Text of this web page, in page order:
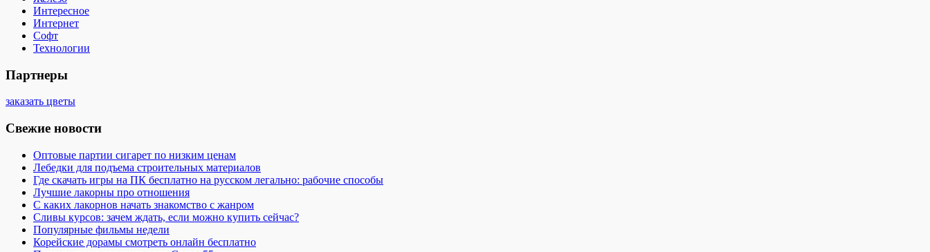
Интересное
Интернет
Софт
Технологии
Партнеры
заказать цветы
Свежие новости
Оптовые партии сигарет по низким ценам
Лебедки для подъема строительных материалов
Где скачать игры на ПК бесплатно на русском легально: рабочие способы
Лучшие лакорны про отношения
С каких лакорнов начать знакомство с жанром
Сливы курсов: зачем ждать, если можно купить сейчас?
Популярные фильмы недели
Корейские дорамы смотреть онлайн бесплатно